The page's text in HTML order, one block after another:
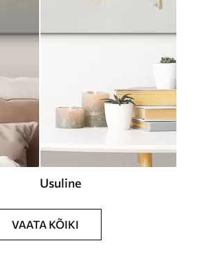
Usuline
VAATA KÕIKI